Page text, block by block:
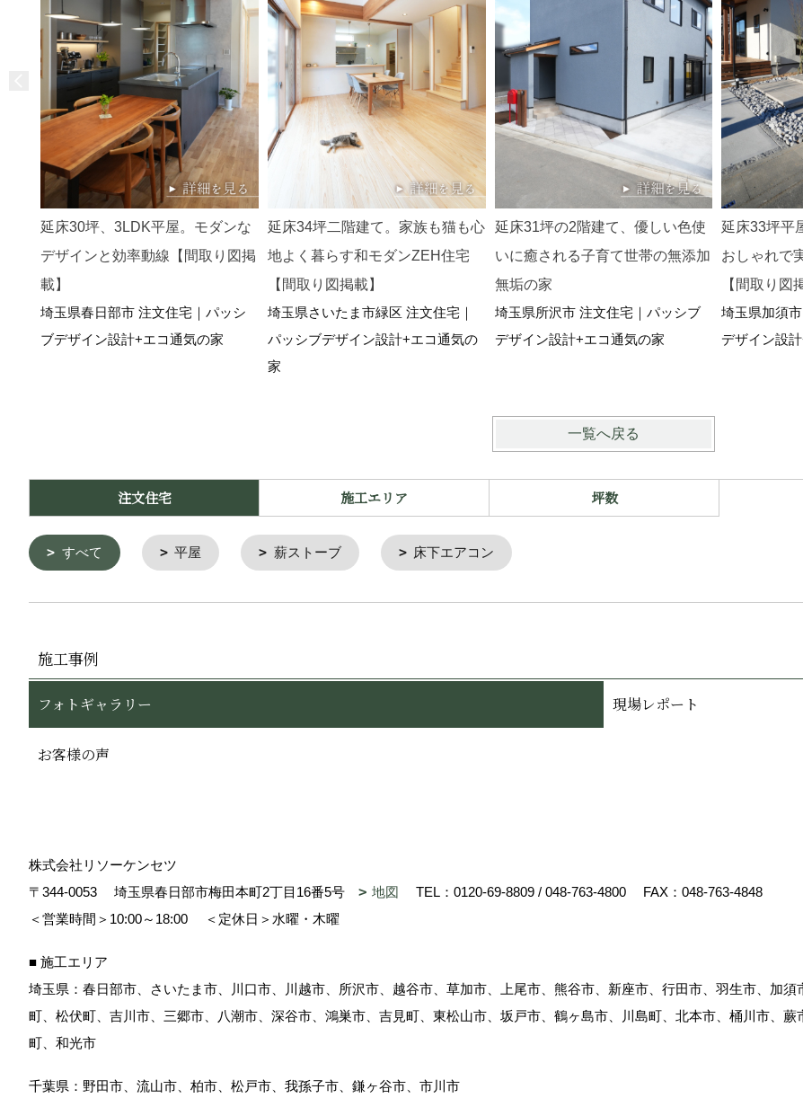
延床30坪、3LDK平屋。モダンな
デザインと効率動線【間取り図掲
載】
埼玉県春日部市 注文住宅｜パッシ
ブデザイン設計+エコ通気の家
延床34坪二階建て。家族も猫も心
地よく暮らす和モダンZEH住宅
【間取り図掲載】
埼玉県さいたま市緑区 注文住宅｜
パッシブデザイン設計+エコ通気の
家
延床31坪の2階建て、優しい色使
いに癒される子育て世帯の無添加
無垢の家
埼玉県所沢市 注文住宅｜パッシブ
デザイン設計+エコ通気の家
延床33坪平
おしゃれで
【間取り図
埼玉県加須
デザイン設
一覧へ戻る
注文住宅 施工エリア 坪数
すべて 平屋 薪ストーブ 床下エアコン
施工事例
フォトギャラリー 現場レポート
お客様の声
株式会社リソーケンセツ
〒344-0053
埼玉県春日部市梅田本町2丁目16番5号 地図 TEL： 0120-69-8809 / 048-763-4800
FAX：048-763-4848
＜営業時間＞10:00～18:00
＜定休日＞水曜・木曜
■ 施工エリア
埼玉県：春日部市、さいたま市、川口市、川越市、所沢市、越谷市、草加市、上尾市、熊谷市、新座市、行田市、羽生市、加
町、松伏町、吉川市、三郷市、八潮市、深谷市、鴻巣市、吉見町、東松山市、坂戸市、鶴ヶ島市、川島町、北本市、桶川市、
町、和光市
千葉県：野田市、流山市、柏市、松戸市、我孫子市、鎌ヶ谷市、市川市